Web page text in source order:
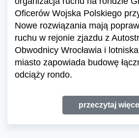
Oficerów Wojska Polskiego
Nowe rozwiązania mają
ruchu w rejonie zjazdu z
Obwodnicy Wrocławia i
miasto zapowiada budowę
odciąży rondo.
przeczytaj